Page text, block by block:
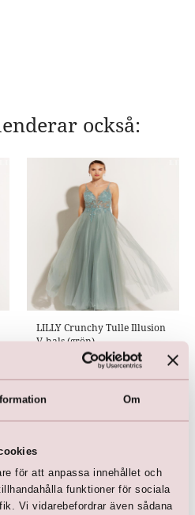
Om
för att anpassa innehållet och
funktioner för sociala
Vi vidarebefordrar även sådana
också:
LILLY Crunchy Tulle Illusion
V-hals (grön)
2 500,00